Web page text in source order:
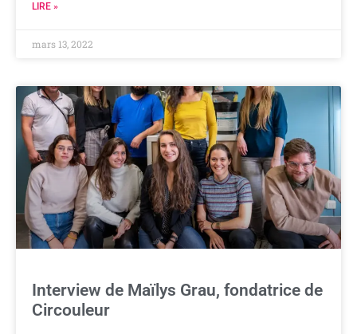
LIRE »
mars 13, 2022
Interview de Maïlys Grau, fondatrice de
Circouleur